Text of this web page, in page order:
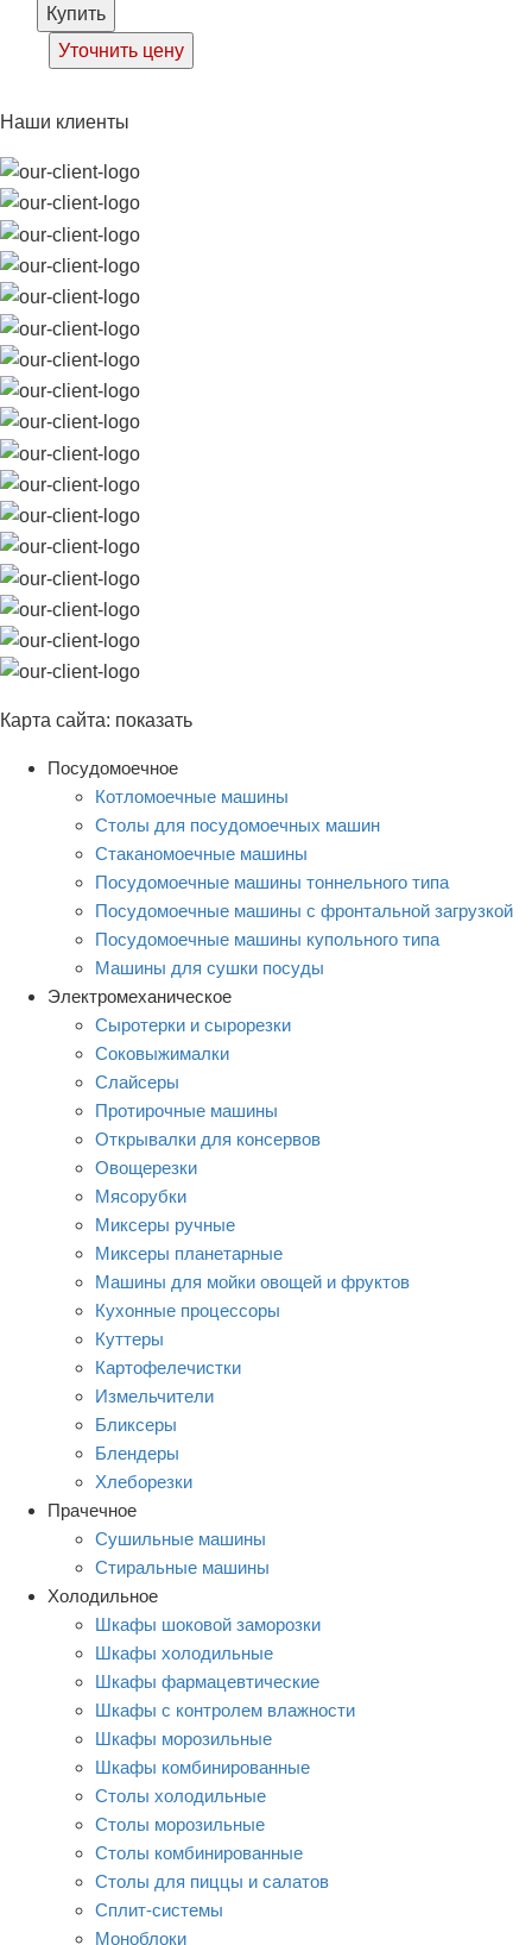
Купить
Уточнить цену
Наши клиенты
Карта сайта: показать
Посудомоечное
Котломоечные машины
Столы для посудомоечных машин
Стаканомоечные машины
Посудомоечные машины тоннельного типа
Посудомоечные машины с фронтальной загрузкой
Посудомоечные машины купольного типа
Машины для сушки посуды
Электромеханическое
Сыротерки и сырорезки
Соковыжималки
Слайсеры
Протирочные машины
Открывалки для консервов
Овощерезки
Мясорубки
Миксеры ручные
Миксеры планетарные
Машины для мойки овощей и фруктов
Кухонные процессоры
Куттеры
Картофелечистки
Измельчители
Бликсеры
Блендеры
Хлеборезки
Прачечное
Сушильные машины
Стиральные машины
Холодильное
Шкафы шоковой заморозки
Шкафы холодильные
Шкафы фармацевтические
Шкафы с контролем влажности
Шкафы морозильные
Шкафы комбинированные
Столы холодильные
Столы морозильные
Столы комбинированные
Столы для пиццы и салатов
Сплит-системы
Моноблоки